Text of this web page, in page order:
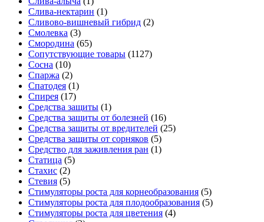
Слива-нектарин (1)
Сливово-вишневый гибрид (2)
Смолевка (3)
Смородина (65)
Сопутствующие товары (1127)
Сосна (10)
Спаржа (2)
Спатодея (1)
Спирея (17)
Средства защиты (1)
Средства защиты от болезней (16)
Средства защиты от вредителей (25)
Средства защиты от сорняков (5)
Средство для заживления ран (1)
Статица (5)
Стахис (2)
Стевия (5)
Стимуляторы роста для корнеобразования (5)
Стимуляторы роста для плодообразования (5)
Стимуляторы роста для цветения (4)